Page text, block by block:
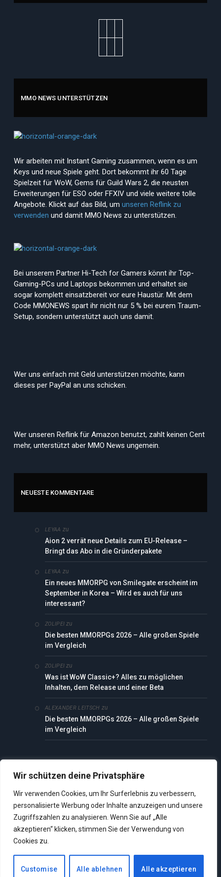
Wir schützen deine Privatsphäre
Wir verwenden Cookies, um Ihr Surferlebnis zu verbessern,
personalisierte Werbung oder Inhalte anzuzeigen und unsere
Zugriffszahlen zu analysieren. Wenn Sie auf „Alle
akzeptieren“ klicken, stimmen Sie der Verwendung von
Cookies zu.
Customise Alle ablehnen Alle akzeptieren
MMO NEWS UNTERSTÜTZEN
Wir arbeiten mit Instant Gaming zusammen, wenn es um
Keys und neue Spiele geht. Dort bekommt ihr 60 Tage
Spielzeit für WoW, Gems für Guild Wars 2, die neusten
Erweiterungen für ESO oder FFXIV und viele weitere tolle
Angebote. Klickt auf das Bild, um unseren Reflink zu
verwenden und damit MMO News zu unterstützen.
Bei unserem Partner Hi-Tech for Gamers könnt ihr Top-
Gaming-PCs und Laptops bekommen und erhaltet sie
sogar komplett einsatzbereit vor eure Haustür. Mit dem
Code MMONEWS spart ihr nicht nur 5 % bei eurem Traum-
Setup, sondern unterstützt auch uns damit.
Wer uns einfach mit Geld unterstützen möchte, kann
dieses per PayPal an uns schicken.
Wer unseren Reflink für Amazon benutzt, zahlt keinen Cent
mehr, unterstützt aber MMO News ungemein.
NEUESTE KOMMENTARE
LEYAA zu
Aion 2 verrät neue Details zum EU-Release –
Bringt das Abo in die Gründerpakete
LEYAA zu
Ein neues MMORPG von Smilegate erscheint im
September in Korea – Wird es auch für uns
interessant?
ZOLIPEI zu
Die besten MMORPGs 2026 – Alle großen Spiele
im Vergleich
ZOLIPEI zu
Was ist WoW Classic+? Alles zu möglichen
Inhalten, dem Release und einer Beta
ALEXANDER LEITSCH zu
Die besten MMORPGs 2026 – Alle großen Spiele
im Vergleich
SEITEN
Datenschutz